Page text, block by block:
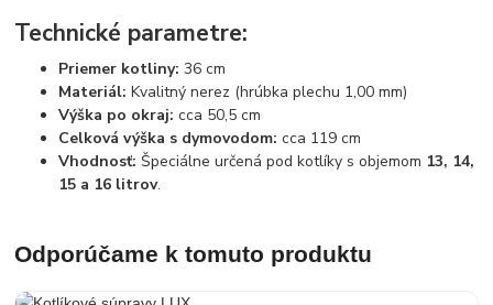
Technické parametre:
Priemer kotliny: 36 cm
Materiál: Kvalitný nerez (hrúbka plechu 1,00 mm)
Výška po okraj: cca 50,5 cm
Celková výška s dymovodom: cca 119 cm
Vhodnosť: Špeciálne určená pod kotlíky s objemom 13, 14,
15 a 16 litrov.
Odporúčame k tomuto produktu